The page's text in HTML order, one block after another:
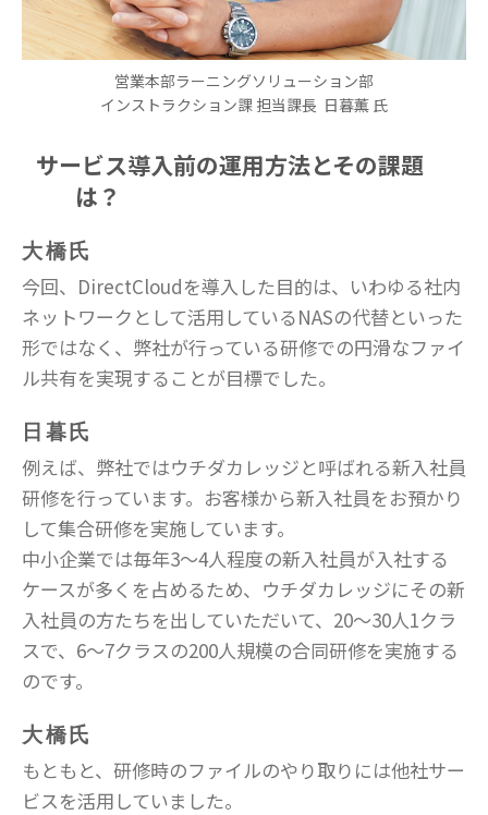
営業本部ラーニングソリューション部
インストラクション課 担当課長 日暮薫 氏
サービス導入前の運用方法とその課題
は？
大橋氏
今回、DirectCloudを導入した目的は、いわゆる社内
ネットワークとして活用しているNASの代替といった
形ではなく、弊社が行っている研修での円滑なファイ
ル共有を実現することが目標でした。
日暮氏
例えば、弊社ではウチダカレッジと呼ばれる新入社員
研修を行っています。お客様から新入社員をお預かり
して集合研修を実施しています。
中小企業では毎年3～4人程度の新入社員が入社する
ケースが多くを占めるため、ウチダカレッジにその新
入社員の方たちを出していただいて、20〜30人1クラ
スで、6〜7クラスの200人規模の合同研修を実施する
のです。
大橋氏
もともと、研修時のファイルのやり取りには他社サー
ビスを活用していました。